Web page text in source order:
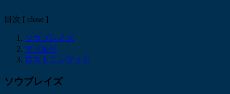
目次 [ close ]
ソウブレイズ
マリルリ
ロストニンフィア
ソウブレイズ